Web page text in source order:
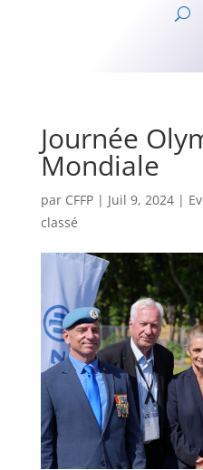
Journée
Mondiale
par CFFP| Juil 9, 2024|
classé